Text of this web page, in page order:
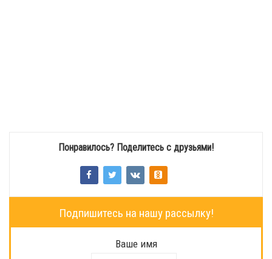
Понравилось? Поделитесь с друзьями!
Подпишитесь на нашу рассылку!
Ваше имя